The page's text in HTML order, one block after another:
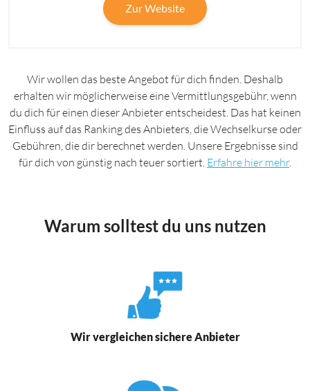
Zur Website
Wir wollen das beste Angebot für dich finden. Deshalb
erhalten wir möglicherweise eine Vermittlungsgebühr, wenn
du dich für einen dieser Anbieter entscheidest. Das hat keinen
Einfluss auf das Ranking des Anbieters, die Wechselkurse oder
Gebühren, die dir berechnet werden. Unsere Ergebnisse sind
für dich von günstig nach teuer sortiert. Erfahre hier mehr.
Warum solltest du uns nutzen
Wir vergleichen sichere Anbieter